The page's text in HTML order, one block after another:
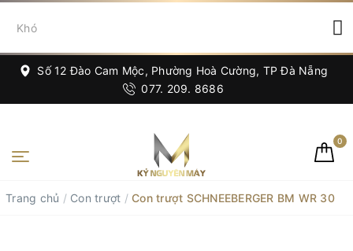
Số 12 Đào Cam Mộc, Phường Hoà Cường, TP Đà Nẵng
077. 209. 8686
0
Trang chủ / Con trượt / Con trượt SCHNEEBERGER BM WR 30